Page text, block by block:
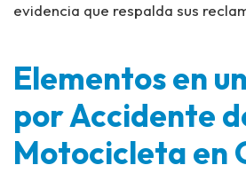
evidencia que respalda sus
Elementos en
por Accidente
Motocicleta en